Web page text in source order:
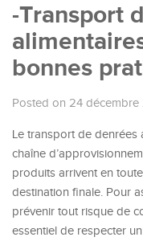
-Transport
bonnes
Posted on 24 décembre
Le transport de denrées
chaîne
produits arrivent en
destination finale. Pour
prévenir tout risque de
essentiel de respecter